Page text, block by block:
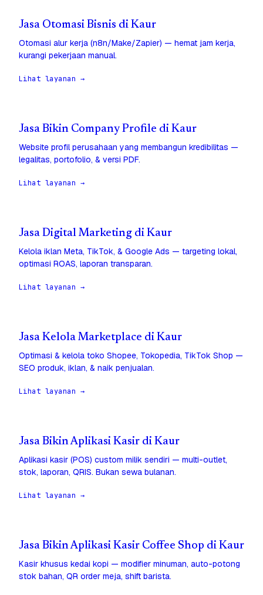
Jasa Otomasi Bisnis di Kaur
Otomasi alur kerja (n8n/Make/Zapier) — hemat jam kerja,
kurangi pekerjaan manual.
Lihat layanan →
Jasa Bikin Company Profile di Kaur
Website profil perusahaan yang membangun kredibilitas —
legalitas, portofolio, & versi PDF.
Lihat layanan →
Jasa Digital Marketing di Kaur
Kelola iklan Meta, TikTok, & Google Ads — targeting lokal,
optimasi ROAS, laporan transparan.
Lihat layanan →
Jasa Kelola Marketplace di Kaur
Optimasi & kelola toko Shopee, Tokopedia, TikTok Shop —
SEO produk, iklan, & naik penjualan.
Lihat layanan →
Jasa Bikin Aplikasi Kasir di Kaur
Aplikasi kasir (POS) custom milik sendiri — multi-outlet,
stok, laporan, QRIS. Bukan sewa bulanan.
Lihat layanan →
Jasa Bikin Aplikasi Kasir Coffee Shop di Kaur
Kasir khusus kedai kopi — modifier minuman, auto-potong
stok bahan, QR order meja, shift barista.